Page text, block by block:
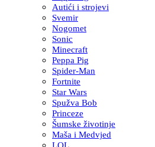
Autići i strojevi
Svemir
Nogomet
Sonic
Minecraft
Peppa Pig
Spider-Man
Fortnite
Star Wars
Spužva Bob
Princeze
Šumske životinje
Maša i Medvjed
LOL